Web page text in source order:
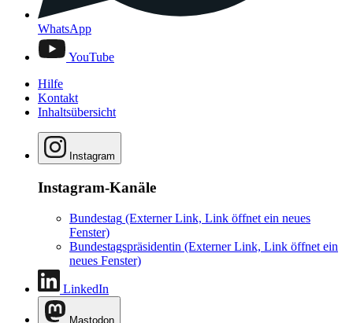
WhatsApp
YouTube
Hilfe
Kontakt
Inhaltsübersicht
Instagram
Instagram-Kanäle
Bundestag (Externer Link, Link öffnet ein neues
Fenster)
Bundestagspräsidentin (Externer Link, Link öffnet ein
neues Fenster)
LinkedIn
Mastodon